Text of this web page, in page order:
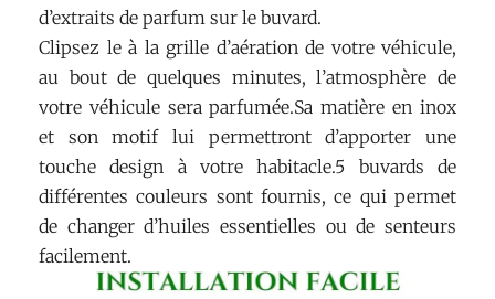
d’extraits de parfum sur le buvard.
Clipsez le à la grille d’aération de votre véhicule,
au bout de quelques minutes, l’atmosphère de
votre véhicule sera parfumée.Sa matière en inox
et son motif lui permettront d’apporter une
touche design à votre habitacle.5 buvards de
différentes couleurs sont fournis, ce qui permet
de changer d’huiles essentielles ou de senteurs
facilement.